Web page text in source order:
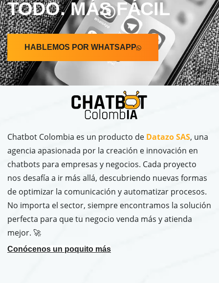
TODO. MÁS FÁCIL
HABLEMOS POR WHATSAPP
Chatbot Colombia es un producto de Datazo SAS, una
agencia apasionada por la creación e innovación en
chatbots para empresas y negocios. Cada proyecto
nos desafía a ir más allá, descubriendo nuevas formas
de optimizar la comunicación y automatizar procesos.
No importa el sector, siempre encontramos la solución
perfecta para que tu negocio venda más y atienda
mejor. 🚀
Conócenos un poquito más